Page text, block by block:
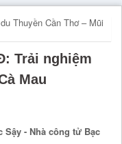
Trải nghiệm
Mau
Sậy - Nhà công tử Bạc